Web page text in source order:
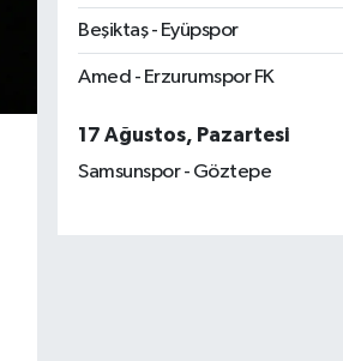
Beşiktaş - Eyüpspor
Amed - Erzurumspor FK
17 Ağustos, Pazartesi
Samsunspor - Göztepe